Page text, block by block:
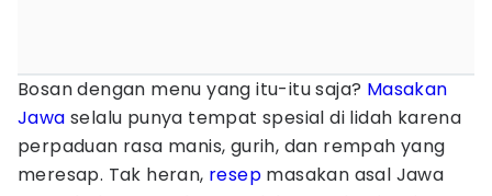
Bosan dengan menu yang itu-itu saja? Masakan
Jawa selalu punya tempat spesial di lidah karena
perpaduan rasa manis, gurih, dan rempah yang
meresap. Tak heran, resep masakan asal Jawa